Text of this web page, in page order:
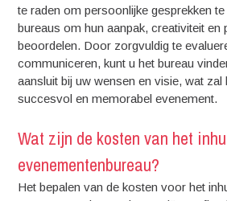
te raden om persoonlijke gesprekken
bureaus om hun aanpak, creativiteit en
beoordelen. Door zorgvuldig te
communiceren, kunt u het bureau
aansluit bij uw wensen en visie, wat zal
succesvol en memorabel evenement.
Wat zijn de kosten van het
evenementenbureau?
Het bepalen van de kosten voor het